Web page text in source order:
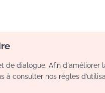
de dialogue. Afin
à consulter nos règles